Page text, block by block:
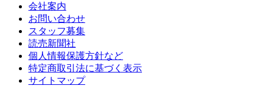
会社案内
お問い合わせ
スタッフ募集
読売新聞社
個人情報保護方針など
特定商取引法に基づく表示
サイトマップ